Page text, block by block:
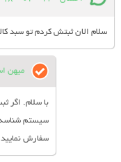
سلام الان ثبتش کردم تو سبد
میهن
با سلام. اگر
سیستم
سفارش نمایید